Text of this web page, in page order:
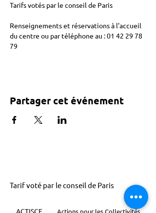
Tarifs votés par le conseil de Paris
Renseignements et réservations à l'accueil
du centre ou par téléphone au : 01 42 29 78
79
Partager cet événement
Tarif voté par le conseil de Paris
ACTISCE
Actions pour les Collectivités